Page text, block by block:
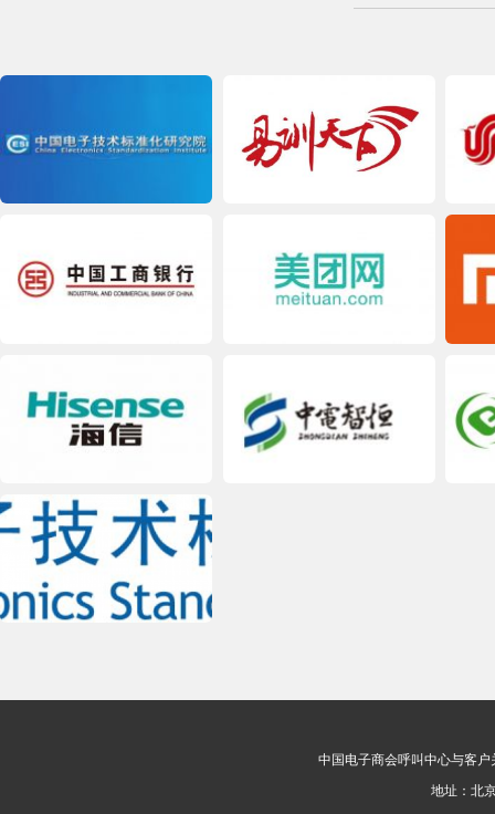
中国电子商会呼叫中心与客户
地址：北